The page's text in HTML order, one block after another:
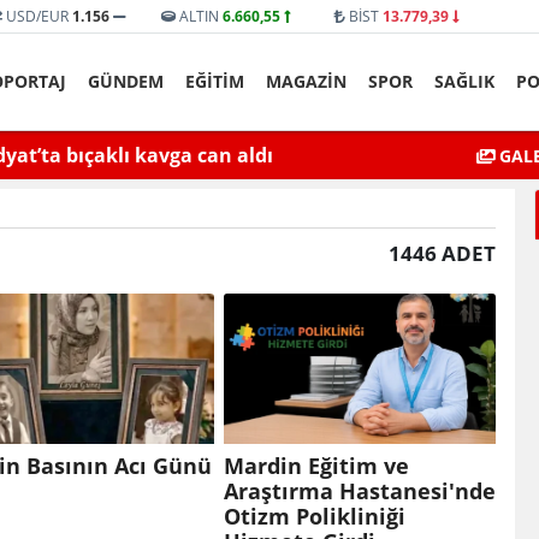
USD/EUR 1.156 ALTIN 6.660,55 BİST 13.779,39
GÜNDEM EĞİTİM MAGAZİN SPOR SAĞLIK
bıçaklı kavga can aldı Mardin’de Ceza
1446 ADET
Basının Acı Günü Mardin Eğitim ve
Araştırma Hastanesi'nde
Otizm Polikliniği